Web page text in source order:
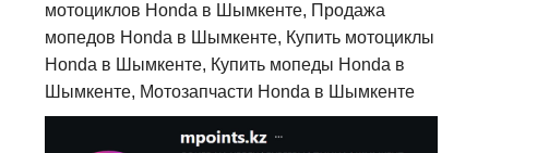
мотоциклов Honda в Шымкенте, Продажа
мопедов Honda в Шымкенте, Купить мотоциклы
Honda в Шымкенте, Купить мопеды Honda в
Шымкенте, Мотозапчасти Honda в Шымкенте